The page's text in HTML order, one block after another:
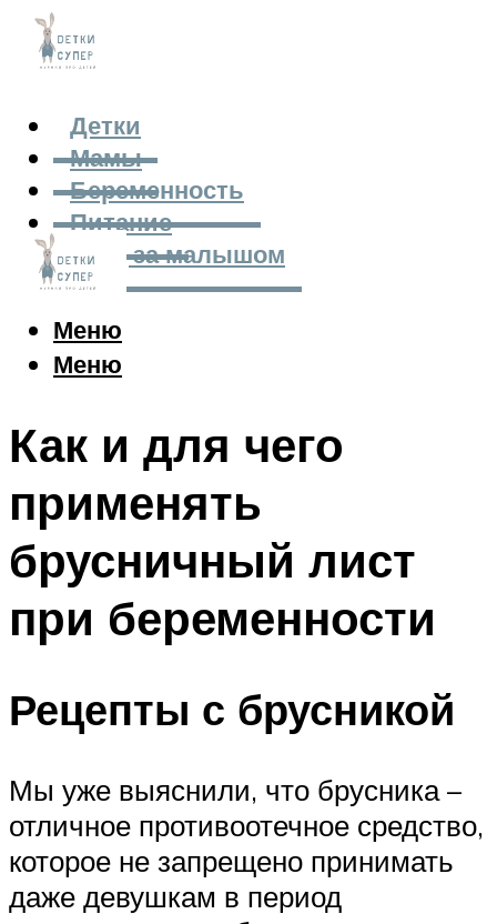
Детки
Мамы
Беременность
Питание
Уход за малышом
Меню
Меню
Как и для чего
применять
брусничный лист
при беременности
Рецепты с брусникой
Мы уже выяснили, что брусника –
отличное противоотечное средство,
которое не запрещено принимать
даже девушкам в период